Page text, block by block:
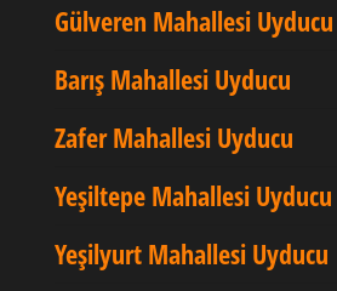
Gülveren Mahallesi Uyducu
Barış Mahallesi Uyducu
Zafer Mahallesi Uyducu
Yeşiltepe Mahallesi Uyducu
Yeşilyurt Mahallesi Uyducu